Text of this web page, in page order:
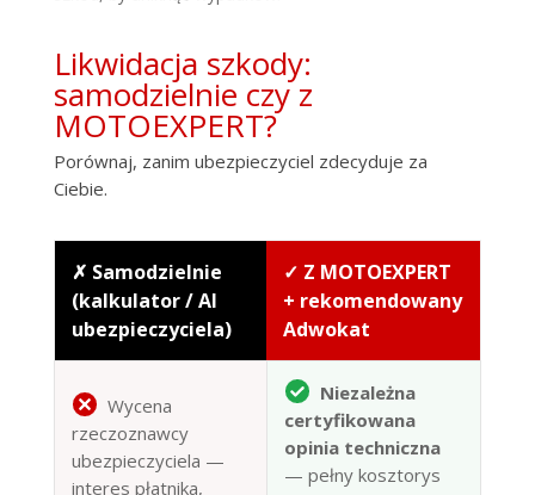
Likwidacja szkody:
samodzielnie czy z
MOTOEXPERT?
Porównaj, zanim ubezpieczyciel zdecyduje za
Ciebie.
✗ Samodzielnie
(kalkulator / AI
ubezpieczyciela)
✓ Z MOTOEXPERT
+ rekomendowany
Adwokat
Wycena
rzeczoznawcy
ubezpieczyciela —
interes płatnika,
Niezależna
certyfikowana
opinia techniczna
— pełny kosztorys